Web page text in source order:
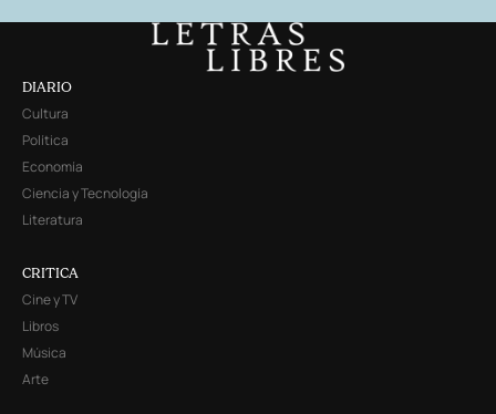
DIARIO
Cultura
Política
Economía
Ciencia y Tecnología
Literatura
CRITICA
Cine y TV
Libros
Música
Arte